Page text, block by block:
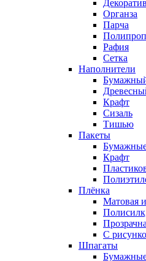
Органза
Парча
Рафия
Сетка
Наполнители
Крафт
Сизаль
Тишью
Пакеты
Крафт
Плёнка
Матовая
С
Шпагаты